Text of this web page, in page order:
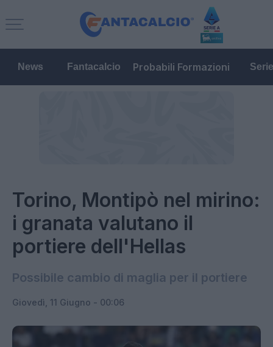
News Fantacalcio Probabili Formazioni
Torino, Montipò nel mirino:
i granata valutano il
portiere dell'Hellas
Possibile cambio di maglia per il portiere
Giovedì, 11 Giugno - 00:06